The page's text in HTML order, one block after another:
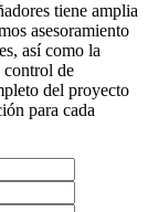
tiene amplia
asesoramiento
así como la
control de
del proyecto
para cada